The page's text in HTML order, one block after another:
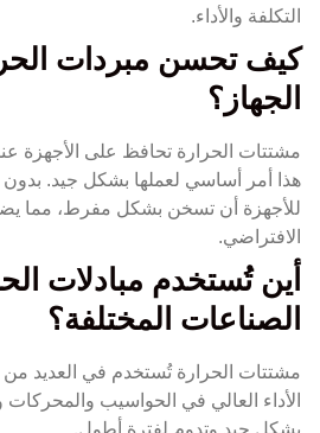
التكلفة والأداء.
كيف تحسن مبردات
الجهاز؟
مشتتات الحرارة تحافظ على الأجهزة
هذا أمر أساسي لعملها بشكل جيد. بدون
للأجهزة أن تسخن بشكل مفرط، مما يضر
الافتراضي.
أين تُستخدم مبادلات
الصناعات المختلفة؟
مشتتات الحرارة تُستخدم في العديد من